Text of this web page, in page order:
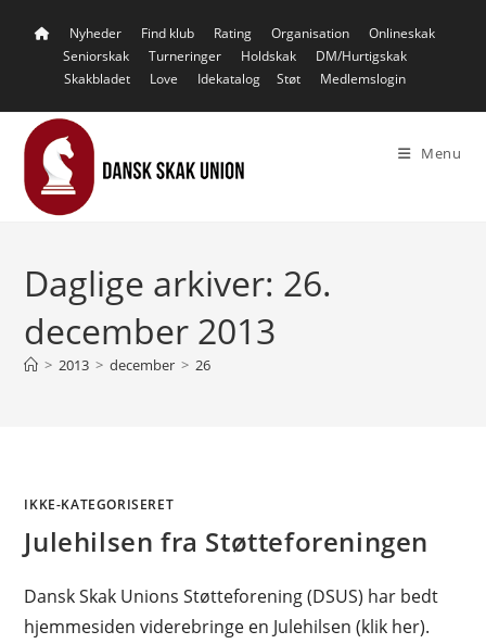
Nyheder Find klub Rating Organisation
Onlineskak
Seniorskak
Turneringer Holdskak
DM/Hurtigskak
Skakbladet
Love Idekatalog Støt Medlemslogin
Menu
Daglige arkiver: 26.
december 2013
> 2013 > december > 26
IKKE-KATEGORISERET
Julehilsen fra Støtteforeningen
Dansk Skak Unions Støtteforening (DSUS) har bedt
hjemmesiden viderebringe en Julehilsen (klik her).